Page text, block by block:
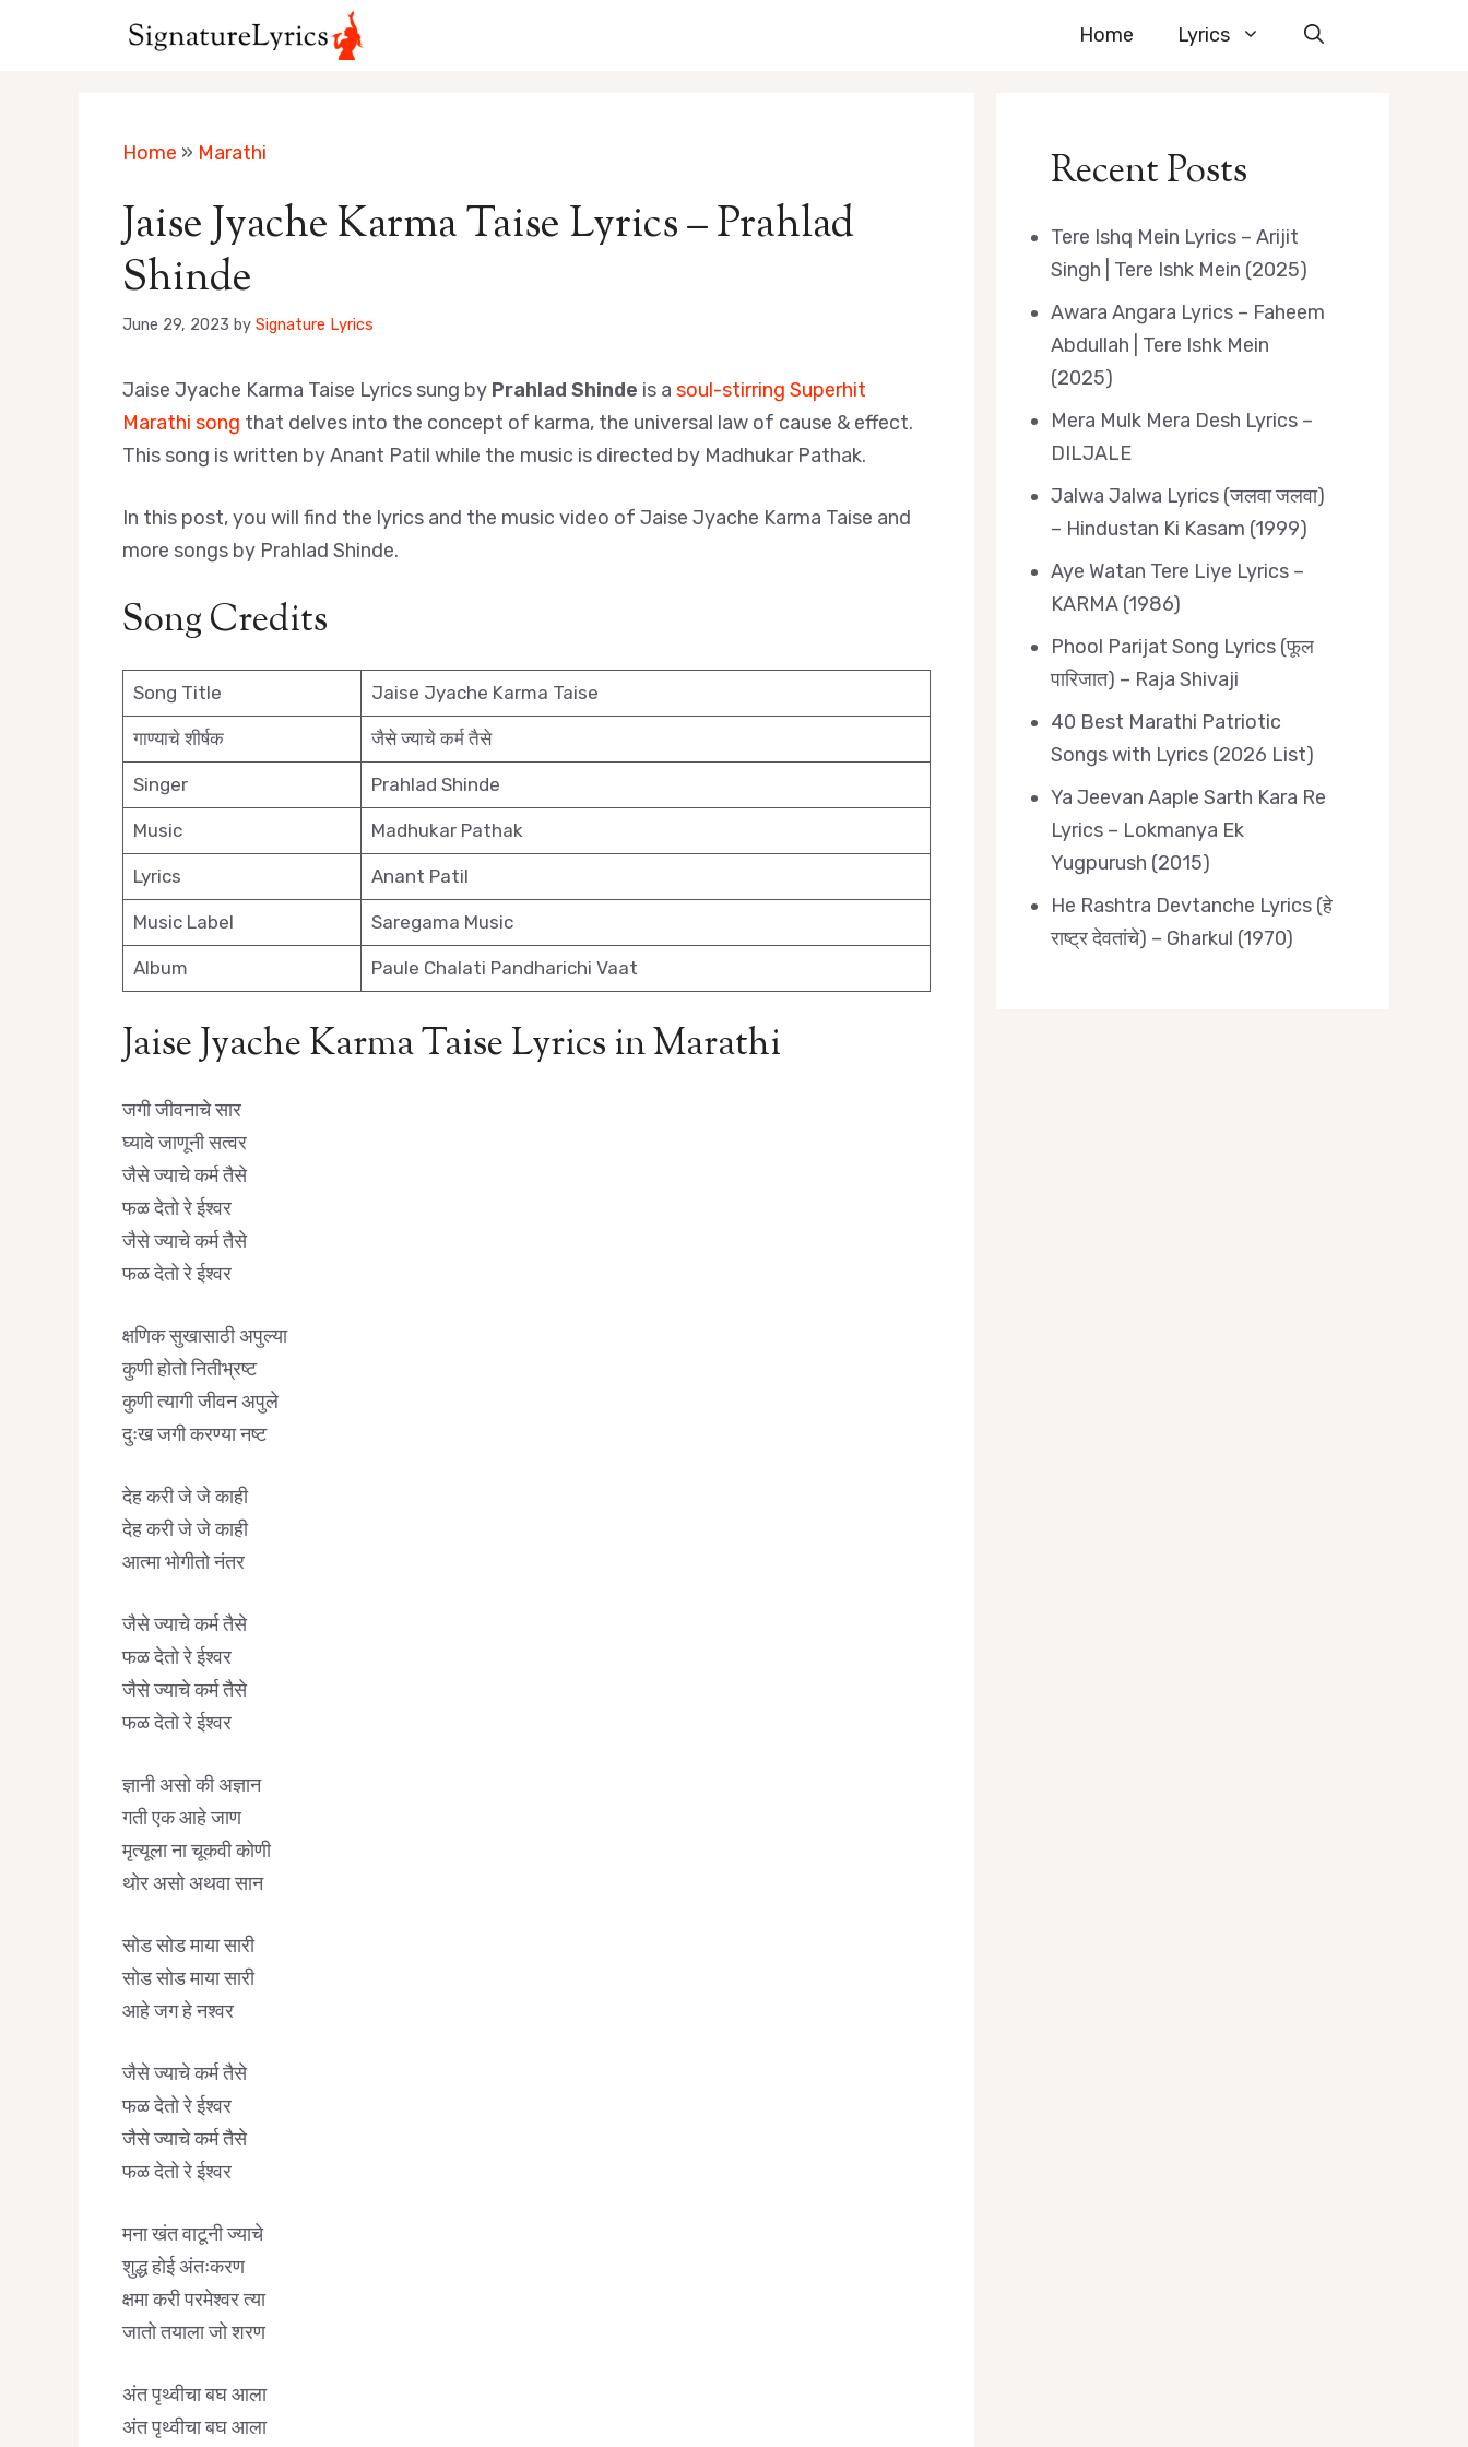
Home Lyrics
Home » Marathi
Jaise Jyache Karma Taise Lyrics – Prahlad
Shinde
June 29, 2023 by Signature Lyrics
Jaise Jyache Karma Taise Lyrics sung by Prahlad Shinde is a soul-stirring Superhit
Marathi song that delves into the concept of karma, the universal law of cause & effect.
This song is written by Anant Patil while the music is directed by Madhukar Pathak.
In this post, you will find the lyrics and the music video of Jaise Jyache Karma Taise and
more songs by Prahlad Shinde.
Song Credits
Song Title Jaise Jyache Karma Taise
गाण्याचे शीर्षक जैसे ज्याचे कर्म तैसे
Singer Prahlad Shinde
Music Madhukar Pathak
Lyrics Anant Patil
Music Label Saregama Music
Album Paule Chalati Pandharichi Vaat
Jaise Jyache Karma Taise Lyrics in Marathi
जगी जीवनाचे सार
घ्यावे जाणूनी सत्वर
जैसे ज्याचे कर्म तैसे
फळ देतो रे ईश्वर
जैसे ज्याचे कर्म तैसे
फळ देतो रे ईश्वर
क्षणिक सुखासाठी अपुल्या
कुणी होतो नितीभ्रष्ट
कुणी त्यागी जीवन अपुले
दुःख जगी करण्या नष्ट
देह करी जे जे काही
देह करी जे जे काही
आत्मा भोगीतो नंतर
जैसे ज्याचे कर्म तैसे
फळ देतो रे ईश्वर
जैसे ज्याचे कर्म तैसे
फळ देतो रे ईश्वर
ज्ञानी असो की अज्ञान
गती एक आहे जाण
मृत्यूला ना चूकवी कोणी
थोर असो अथवा सान
सोड सोड माया सारी
सोड सोड माया सारी
आहे जग हे नश्वर
जैसे ज्याचे कर्म तैसे
फळ देतो रे ईश्वर
जैसे ज्याचे कर्म तैसे
फळ देतो रे ईश्वर
मना खंत वाटूनी ज्याचे
शुद्ध होई अंतःकरण
क्षमा करी परमेश्वर त्या
जातो तयाला जो शरण
अंत पृथ्वीचा बघ आला
अंत पृथ्वीचा बघ आला
Recent Posts
Tere Ishq Mein Lyrics – Arijit
Singh | Tere Ishk Mein (2025)
Awara Angara Lyrics – Faheem
Abdullah | Tere Ishk Mein
(2025)
Mera Mulk Mera Desh Lyrics –
DILJALE
Jalwa Jalwa Lyrics (जलवा जलवा)
– Hindustan Ki Kasam (1999)
Aye Watan Tere Liye Lyrics –
KARMA (1986)
Phool Parijat Song Lyrics (फूल
पारिजात) – Raja Shivaji
40 Best Marathi Patriotic
Songs with Lyrics (2026 List)
Ya Jeevan Aaple Sarth Kara Re
Lyrics – Lokmanya Ek
Yugpurush (2015)
He Rashtra Devtanche Lyrics (हे
राष्ट्र देवतांचे) – Gharkul (1970)